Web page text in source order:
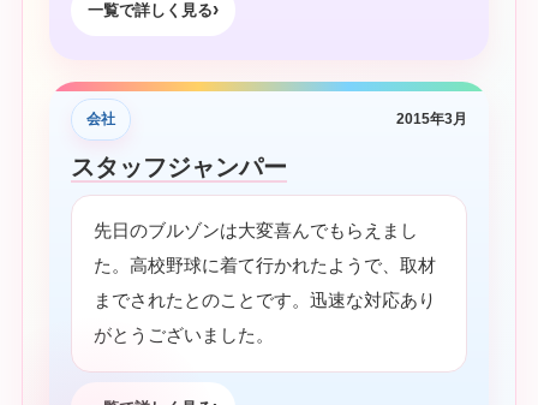
一覧で詳しく見る
会社 2015年3月
スタッフジャンパー
先日のブルゾンは大変喜んでもらえまし
た。高校野球に着て行かれたようで、取材
までされたとのことです。迅速な対応あり
がとうございました。